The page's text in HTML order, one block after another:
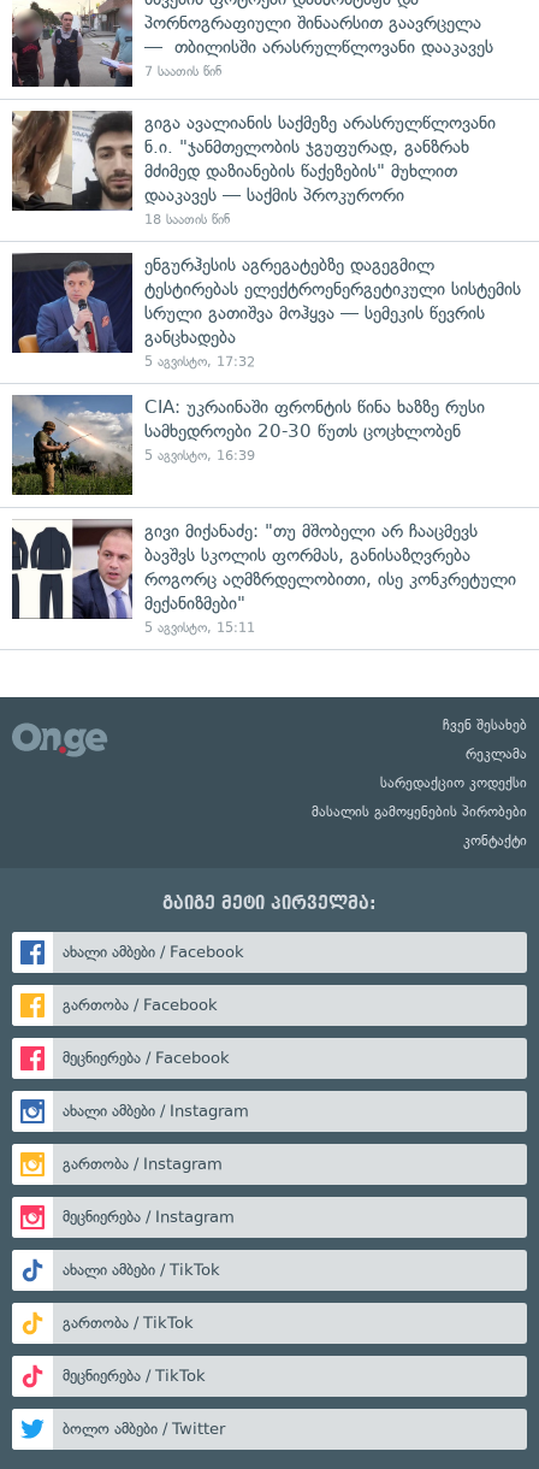
პორნოგრაფიული შინაარსით გაავრცელა
— თბილისში არასრულწლოვანი დააკავეს
7 საათის წინ
გიგა ავალიანის საქმეზე არასრულწლოვანი
ნ.ი. "ჯანმთელობის ჯგუფურად, განზრახ
მძიმედ დაზიანების წაქეზების" მუხლით
დააკავეს — საქმის პროკურორი
18 საათის წინ
ენგურჰესის აგრეგატებზე დაგეგმილ
ტესტირებას ელექტროენერგეტიკული სისტემის
სრული გათიშვა მოჰყვა — სემეკის წევრის
განცხადება
5 აგვისტო, 17:32
CIA: უკრაინაში ფრონტის წინა ხაზზე რუსი
სამხედროები 20-30 წუთს ცოცხლობენ
5 აგვისტო, 16:39
გივი მიქანაძე: "თუ მშობელი არ ჩააცმევს
ბავშვს სკოლის ფორმას, განისაზღვრება
როგორც აღმზრდელობითი, ისე კონკრეტული
მექანიზმები"
5 აგვისტო, 15:11
ჩვენ შესახებ
რეკლამა
სარედაქციო კოდექსი
მასალის გამოყენების პირობები
კონტაქტი
გაიგე მეტი პირველმა:
ახალი ამბები / Facebook
გართობა / Facebook
მეცნიერება / Facebook
ახალი ამბები / Instagram
გართობა / Instagram
მეცნიერება / Instagram
ახალი ამბები / TikTok
გართობა / TikTok
მეცნიერება / TikTok
ბოლო ამბები / Twitter